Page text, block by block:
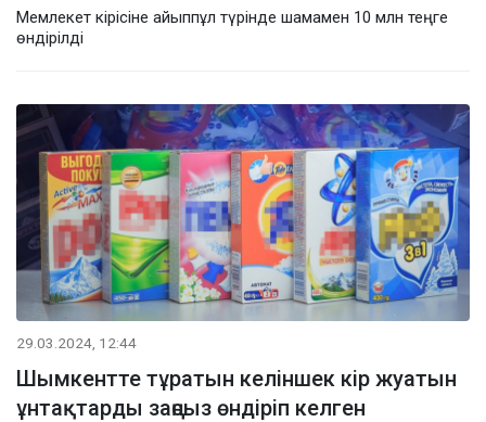
Мемлекет кірісіне айыппұл түрінде шамамен 10 млн теңге
өндірілді
29.03.2024, 12:44
Шымкентте тұратын келіншек кір жуатын
ұнтақтарды заңсыз өндіріп келген